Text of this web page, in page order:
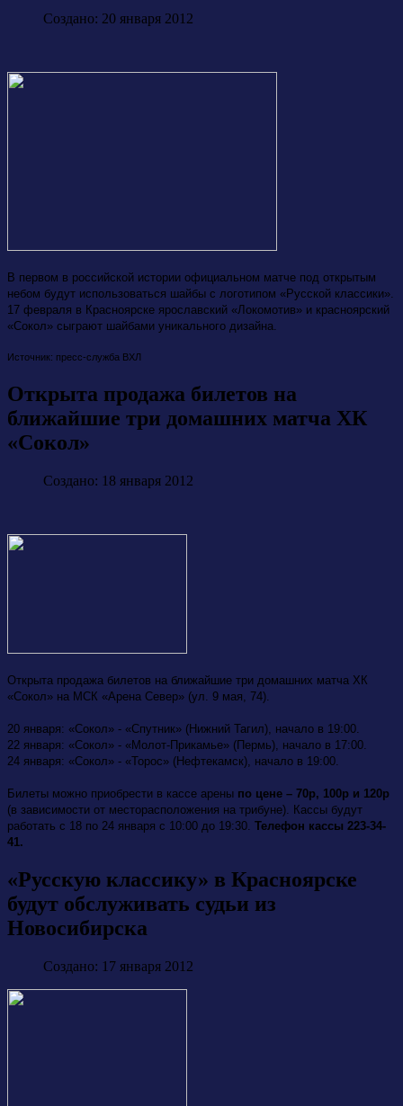
Создано: 20 января 2012
В первом в российской истории официальном матче под открытым
небом будут использоваться шайбы с логотипом «Русской классики».
17 февраля в Красноярске ярославский «Локомотив» и красноярский
«Сокол» сыграют шайбами уникального дизайна.
Источник: пресс-служба ВХЛ
Открыта продажа билетов на
ближайшие три домашних матча ХК
«Сокол»
Создано: 18 января 2012
Открыта продажа билетов на ближайшие три домашних матча ХК
«Сокол» на МСК «Арена Север» (ул. 9 мая, 74).
20 января: «Сокол» - «Спутник» (Нижний Тагил), начало в 19:00.
22 января: «Сокол» - «Молот-Прикамье» (Пермь), начало в 17:00.
24 января: «Сокол» - «Торос» (Нефтекамск), начало в 19:00.
Билеты можно приобрести в кассе арены по цене – 70р, 100р и 120р
(в зависимости от месторасположения на трибуне). Кассы будут
работать с 18 по 24 января с 10:00 до 19:30. Телефон кассы 223-34-
41.
«Русскую классику» в Красноярске
будут обслуживать судьи из
Новосибирска
Создано: 17 января 2012